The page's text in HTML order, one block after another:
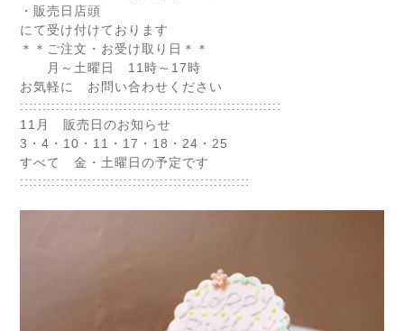
・販売日店頭
にて受け付けております
＊＊ご注文・お受け取り日＊＊
月～土曜日 11時～17時
お気軽に お問い合わせください
:::::::::::::::::::::::::::::: ::::::::::::::::::::::::::::
11月 販売日のお知らせ
3・4・10・11・17・18・24・25
すべて 金・土曜日の予定です
:::::::::::::::::::::::::::::: :::::::::::::::::::::